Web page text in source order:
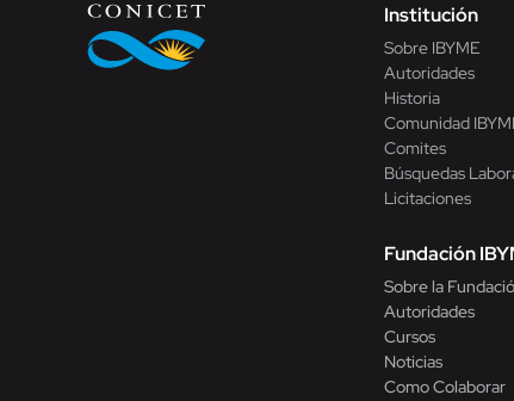
Institución
Sobre IBYME
Autoridades
Historia
Comunidad
Comites
Búsquedas
Licitaciones
Fundación
Sobre la
Autoridades
Cursos
Noticias
Como Colaborar